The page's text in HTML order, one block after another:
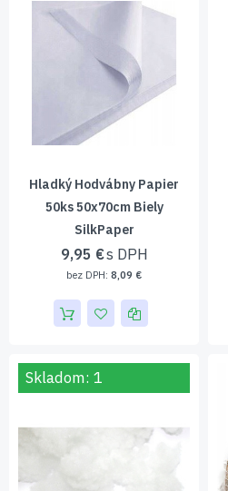
Hladký Hodvábny Papier
50ks 50x70cm Biely
SilkPaper
9,95 €
8,09 €
Skladom: 1